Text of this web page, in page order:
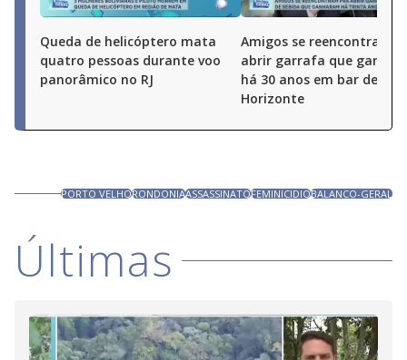
Queda de helicóptero mata
quatro pessoas durante voo
panorâmico no RJ
Amigos se reencontram
abrir garrafa que
há 30 anos em bar de
Horizonte
PORTO VELHORONDONIAASSASSINATOFEMINICIDIOBALANCO-GERAL
Últimas